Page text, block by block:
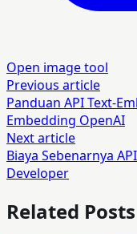
Open image tool
Previous article
Panduan API Text-
Embedding OpenAI
Next article
Biaya Sebenarnya
Developer
Related Posts